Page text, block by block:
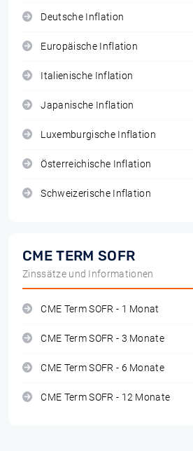
Deutsche Inflation
Europäische Inflation
Italienische Inflation
Japanische Inflation
Luxemburgische Inflation
Österreichische Inflation
Schweizerische Inflation
CME TERM SOFR
Zinssätze und Informationen
CME Term SOFR - 1 Monat
CME Term SOFR - 3 Monate
CME Term SOFR - 6 Monate
CME Term SOFR - 12 Monate